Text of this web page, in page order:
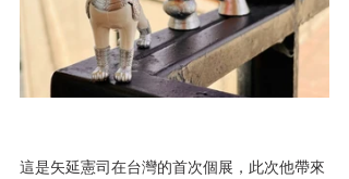
這是矢延憲司在台灣的首次個展，此次他帶來